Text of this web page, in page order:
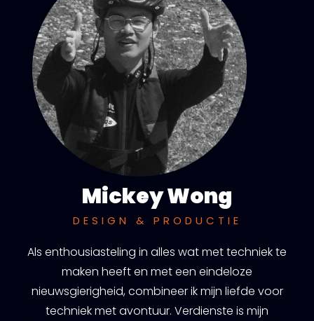
Mickey Wong
DESIGN & PRODUCTIE
Als enthousiasteling in alles wat met techniek te
maken heeft en met een eindeloze
nieuwsgierigheid, combineer ik mijn liefde voor
techniek met avontuur. Verdienste is mijn